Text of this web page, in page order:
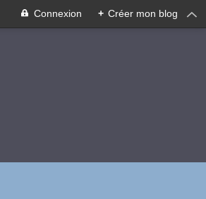
Connexion + Créer mon blog